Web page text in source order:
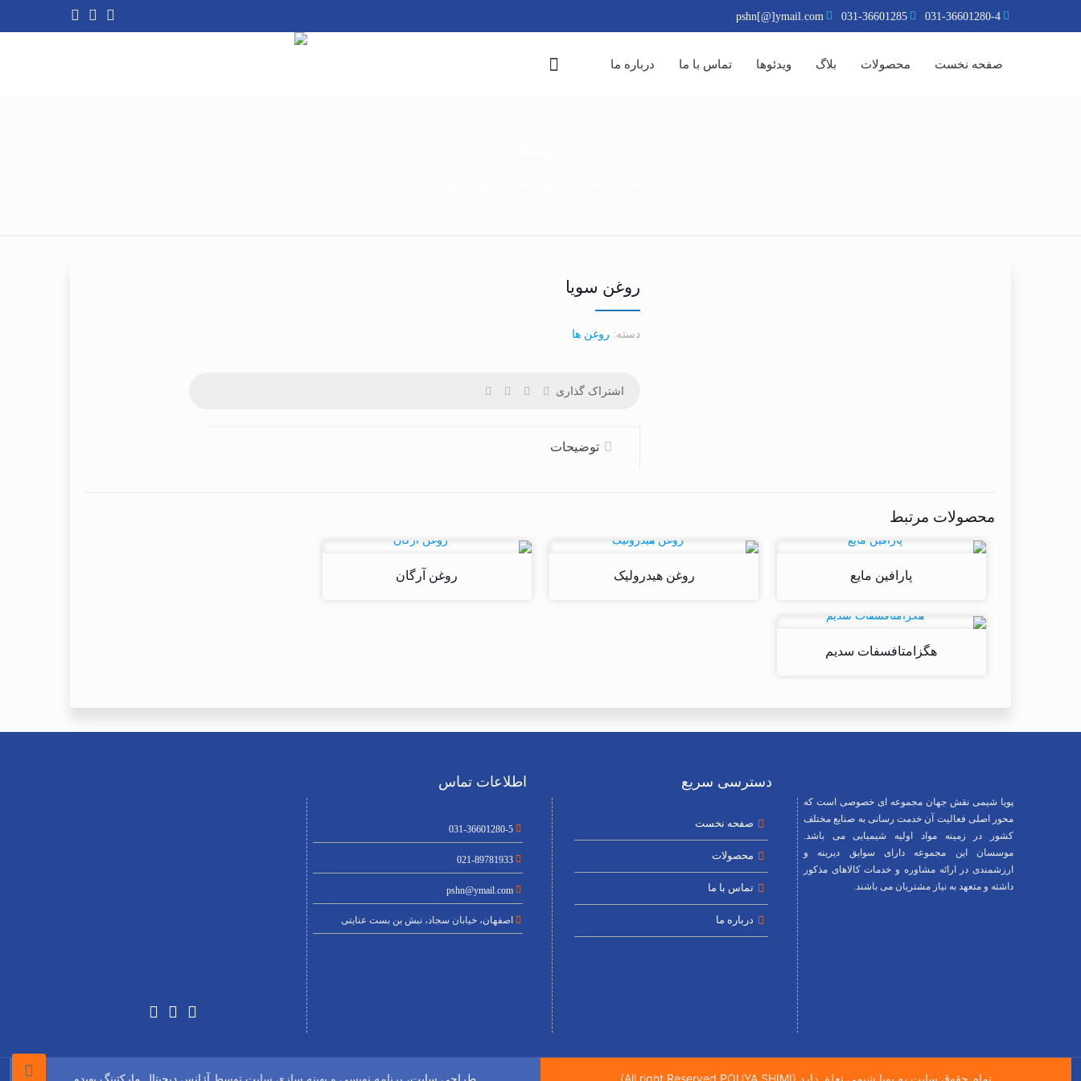
031-36601280-4
031-36601285
pshn[@]ymail.com
صفحه نخست محصولات بلاگ ویدئوها تماس با ما درباره ما
روغن سویا
دسته: روغن ها
اشتراک گذاری
توضیحات
محصولات مرتبط
پارافین مایع روغن هیدرولیک روغن آرگان
هگزامتافسفات سدیم
پویا شیمی نقش جهان مجموعه ای خصوصی است که
محور اصلی فعالیت آن خدمت رسانی به صنایع مختلف
کشور در زمینه مواد اولیه شیمیایی می باشد.
موسسان این مجموعه دارای سوابق دیرینه و
ارزشمندی در ارائه مشاوره و خدمات کالاهای مذکور
داشته و متعهد به نیاز مشتریان می باشند.
دسترسی سریع
صفحه نخست
محصولات
تماس با ما
درباره ما
اطلاعات تماس
031-36601280-5
021-89781933
pshn@ymail.com
اصفهان، خیابان سجاد، نبش بن بست عنایتی